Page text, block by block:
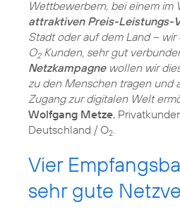
Wettbewerbern, bei einem im
attraktiven Preis-Leistungs-
Stadt oder auf dem Land –
O2Kunden, sehr gut
Netzkampagnewollen wir
zu den Menschen tragen und
Zugang zur digitalen Welt
Wolfgang Metze,
Deutschland / O2.
Vier
sehr gute